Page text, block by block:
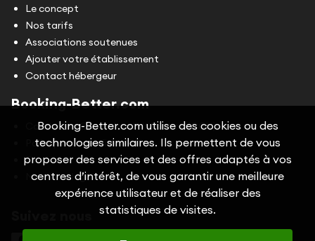
Le concept
Nos tarifs
Associations soutenues
Ajouter votre établissement
Contact hébergeur
Booking-Better.com
Conditions Générales d'Utilisation (CGU)
Politique de confidentialité
Cookies
Mentions légales
Booking-Better.com utilise des cookies ou des
technologies similaires. Ils permettent de vous
proposer des services et des offres adaptés à vos
centres d’intérêt, de vous garantir une meilleure
expérience utilisateur et de réaliser des
statistiques de visites.